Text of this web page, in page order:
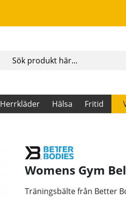
Herrkläder Hälsa Fritid
Womens Gym
Träningsbälte från Better